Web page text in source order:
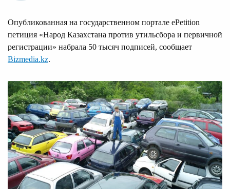
Опубликованная на государственном портале ePetition
петиция «Народ Казахстана против утильсбора и первичной
регистрации» набрала 50 тысяч подписей, сообщает
Bizmedia.kz.